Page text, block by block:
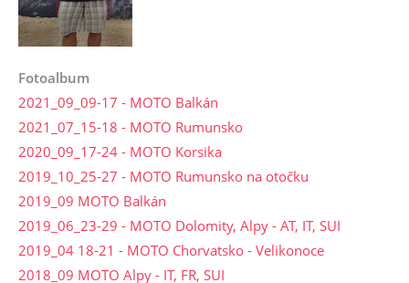
Fotoalbum
2021_09_09-17 - MOTO Balkán
2021_07_15-18 - MOTO Rumunsko
2020_09_17-24 - MOTO Korsika
2019_10_25-27 - MOTO Rumunsko na otočku
2019_09 MOTO Balkán
2019_06_23-29 - MOTO Dolomity, Alpy - AT, IT, SUI
2019_04 18-21 - MOTO Chorvatsko - Velikonoce
2018_09 MOTO Alpy - IT, FR, SUI